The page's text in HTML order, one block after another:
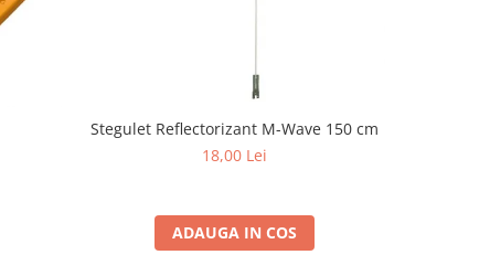
Stegulet Reflectorizant M-Wave 150 cm
18,00 Lei
ADAUGA IN COS